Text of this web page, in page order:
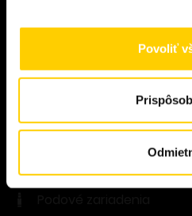
Povoliť
Všetky produkty